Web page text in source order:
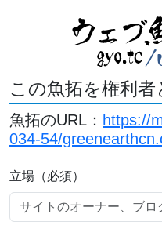
この魚拓を権利
魚拓のURL： https://
034-54/
立場（必須）